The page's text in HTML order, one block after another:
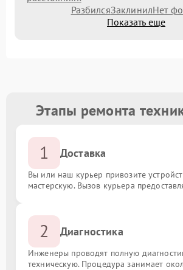
РазбилсяЗаклинилНет
Показать еще
Этапы ремонта
1 Доставка
Вы или наш курьер привозите
мастерскую. Вызов курьера
2 Диагностика
Инженеры проводят полную
техническую. Процедура занимает